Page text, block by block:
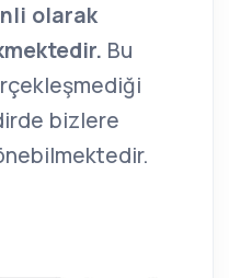
olarak
Bu
bizlere